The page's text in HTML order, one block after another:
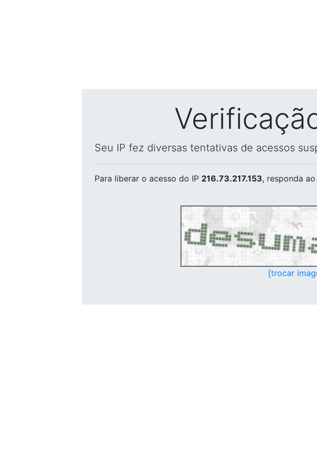
Seu IP fez diversas tentativas de acessos
Para liberar o acesso do IP 216.73.217.153, responda
[trocar